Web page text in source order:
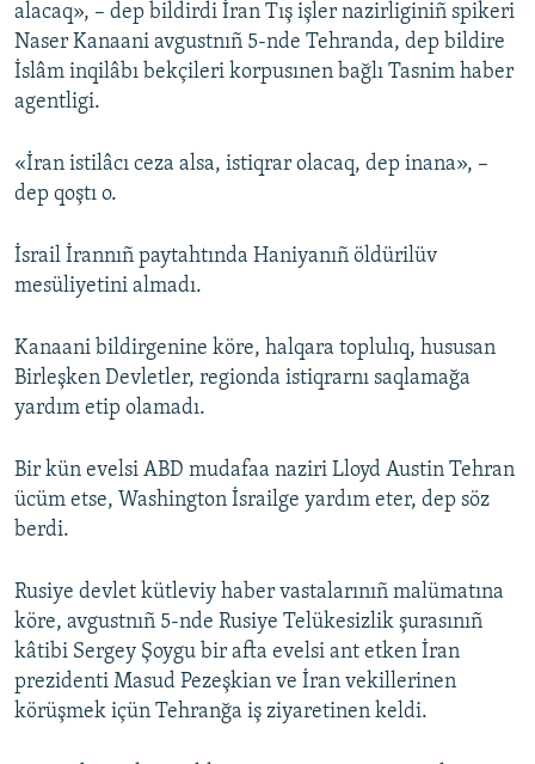
alacaq», – dep bildirdi İran Tış işler nazirliginiñ spikeri
Naser Kanaani avgustnıñ 5-nde Tehranda, dep bildire
İslâm inqilâbı bekçileri korpusınen bağlı Tasnim haber
agentligi.
«İran istilâcı ceza alsa, istiqrar olacaq, dep inana», –
dep qoştı o.
İsrail İrannıñ paytahtında Haniyanıñ öldürilüv
mesüliyetini almadı.
Kanaani bildirgenine köre, halqara toplulıq, hususan
Birleşken Devletler, regionda istiqrarnı saqlamağa
yardım etip olamadı.
Bir kün evelsi ABD mudafaa naziri Lloyd Austin Tehran
ücüm etse, Washington İsrailge yardım eter, dep söz
berdi.
Rusiye devlet kütleviy haber vastalarınıñ malümatına
köre, avgustnıñ 5-nde Rusiye Telükesizlik şurasınıñ
kâtibi Sergey Şoygu bir afta evelsi ant etken İran
prezidenti Masud Pezeşkian ve İran vekillerinen
körüşmek içün Tehranğa iş ziyaretinen keldi.